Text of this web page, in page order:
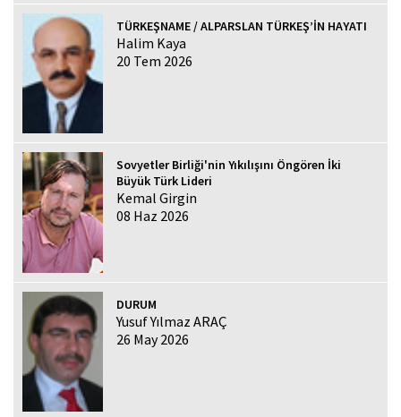
TÜRKEŞNAME / ALPARSLAN TÜRKEŞ’İN HAYATI
Halim Kaya
20 Tem 2026
Sovyetler Birliği'nin Yıkılışını Öngören İki
Büyük Türk Lideri
Kemal Girgin
08 Haz 2026
DURUM
Yusuf Yılmaz ARAÇ
26 May 2026